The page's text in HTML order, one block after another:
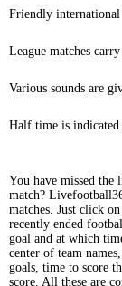
Friendly international
League matches
Various sounds are
Half time is
You have missed
match?
matches. Just click
recently ended
goal and at which
center of team
goals, time to score
score. All these are